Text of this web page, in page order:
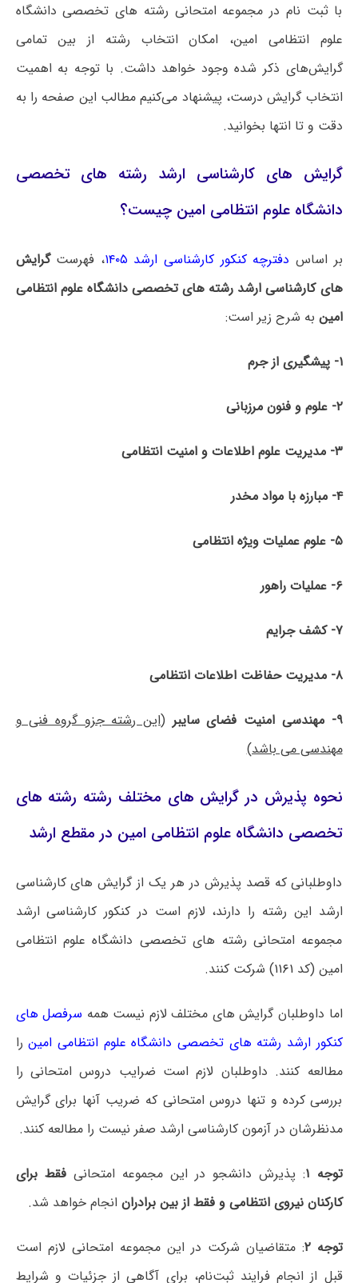
با ثبت نام در مجموعه امتحانی رشته های تخصصی دانشگاه
علوم انتظامی امین، امکان انتخاب رشته از بین تمامی
گرایش‌های ذکر شده وجود خواهد داشت. با توجه به اهمیت
انتخاب گرایش درست، پیشنهاد می‌کنیم مطالب این صفحه را به
دقت و تا انتها بخوانید.
گرایش های کارشناسی ارشد رشته های تخصصی
دانشگاه علوم انتظامی امین چیست؟
بر اساس دفترچه کنکور کارشناسی ارشد ۱۴۰۵ ، فهرست گرایش
های کارشناسی ارشد رشته های تخصصی دانشگاه علوم انتظامی
امین به شرح زیر است:
۱- پیشگیری از جرم
۲- علوم و فنون مرزبانی
۳- مدیریت علوم اطلاعات و امنیت انتظامی
۴- مبارزه با مواد مخدر
۵- علوم عملیات ویژه انتظامی
۶- عملیات راهور
۷- کشف جرایم
۸- مدیریت حفاظت اطلاعات انتظامی
۹- مهندسی امنیت فضای سایبر
(این رشته جزو گروه فنی و
مهندسی می باشد)
نحوه پذیرش در گرایش های مختلف رشته رشته های
تخصصی دانشگاه علوم انتظامی امین در مقطع ارشد
داوطلبانی که قصد پذیرش در هر یک از گرایش های کارشناسی
ارشد این رشته را دارند، لازم است در کنکور کارشناسی ارشد
مجموعه امتحانی رشته های تخصصی دانشگاه علوم انتظامی
امین (کد ۱۱۶۱) شرکت کنند.
اما داوطلبان گرایش های مختلف لازم نیست همه سرفصل های
کنکور ارشد رشته های تخصصی دانشگاه علوم انتظامی امینرا
مطالعه کنند. داوطلبان لازم است ضرایب دروس امتحانی را
بررسی کرده و تنها دروس امتحانی که ضریب آنها برای گرایش
مدنظرشان در آزمون کارشناسی ارشد صفر نیست را مطالعه کنند.
توجه ۱ : پذیرش دانشجو در این مجموعه امتحانیفقط برای
کارکنان نیروی انتظامی و فقط از بین برادران انجام خواهد شد.
توجه ۲ : متقاضیان شرکت در این مجموعه امتحانی لازم است
قبل از انجام فرایند ثبت‌نام، برای آگاهی از جزئیات و شرایط